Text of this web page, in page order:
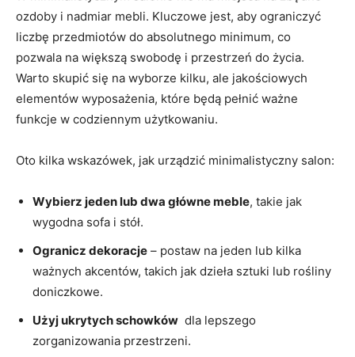
ozdoby ⁢i nadmiar ⁣mebli. ⁤Kluczowe jest, aby ograniczyć
liczbę przedmiotów do‌ absolutnego minimum, co
pozwala na większą swobodę i ‍przestrzeń‍ do życia.
Warto skupić się na‌ wyborze kilku, ⁣ale jakościowych
elementów wyposażenia, które‍ będą pełnić ważne
funkcje w ⁣codziennym użytkowaniu.
Oto​ kilka wskazówek, jak urządzić minimalistyczny ​salon:
Wybierz jeden lub dwa ⁤główne‌ meble, ⁤takie jak
wygodna sofa i stół.
Ogranicz dekoracje ⁢– postaw⁢ na ‍jeden lub kilka
ważnych akcentów, takich jak dzieła sztuki lub rośliny
⁤doniczkowe.
Użyj⁤ ukrytych schowków ⁤ dla lepszego‍
zorganizowania ‌przestrzeni.